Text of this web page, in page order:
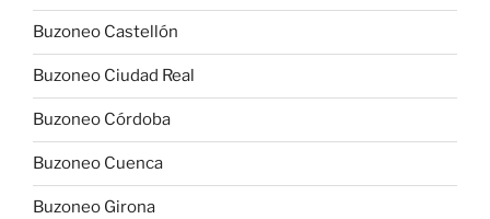
Buzoneo Castellón
Buzoneo Ciudad Real
Buzoneo Córdoba
Buzoneo Cuenca
Buzoneo Girona